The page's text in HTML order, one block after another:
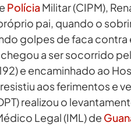
Polícia Militar (CIPM),
pai, quando o
golpes de faca
a ser socorrido
e encaminhado ao
aos ferimentos e
realizou o
Legal (IML) de